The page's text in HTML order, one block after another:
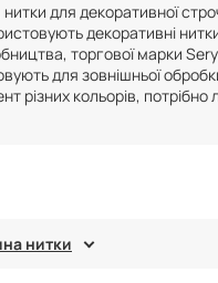
для декоративної
декоративні
торгової марки
для зовнішньої
різних кольорів,
нитки